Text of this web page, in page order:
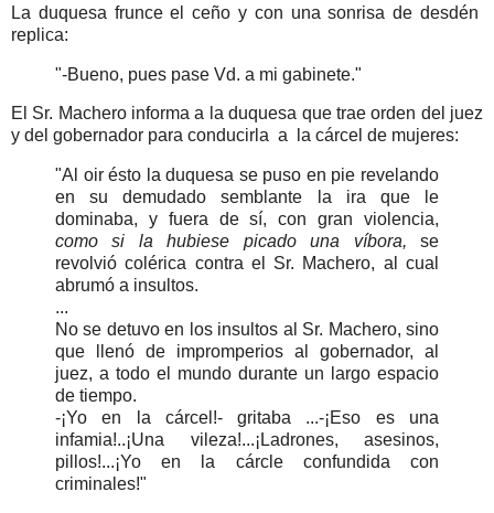
La duquesa frunce el ceño y con una sonrisa de desdén
replica:
"-Bueno, pues pase Vd. a mi gabinete."
El Sr. Machero informa a la duquesa que trae orden del juez
y del gobernador para conducirla a la cárcel de mujeres:
"Al oir ésto la duquesa se puso en pie revelando
en su demudado semblante la ira que le
dominaba, y fuera de sí, con gran violencia,
como si la hubiese picado una víbora, se
revolvió colérica contra el Sr. Machero, al cual
abrumó a insultos.
...
No se detuvo en los insultos al Sr. Machero, sino
que llenó de impromperios al gobernador, al
juez, a todo el mundo durante un largo espacio
de tiempo.
-¡Yo en la cárcel!- gritaba ...-¡Eso es una
infamia!..¡Una vileza!...¡Ladrones, asesinos,
pillos!...¡Yo en la cárcle confundida con
criminales!"